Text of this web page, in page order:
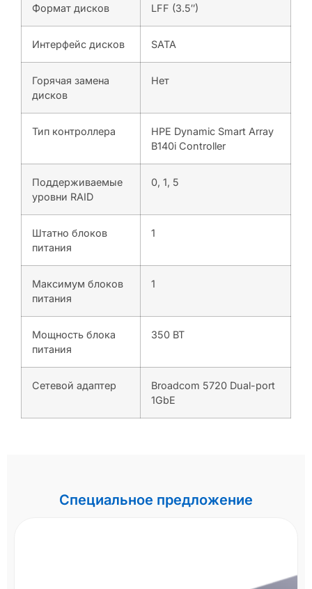
Формат дисков LFF (3.5″)
Интерфейс дисков SATA
Горячая замена
дисков
Нет
Тип контроллера
HPE Dynamic Smart Array
B140i Controller
Поддерживаемые
уровни RAID
0, 1, 5
Штатно блоков
питания
1
Максимум блоков
питания
1
Мощность блока
питания
350 ВТ
Сетевой адаптер
Broadcom 5720 Dual-port
1GbE
Специальное предложение